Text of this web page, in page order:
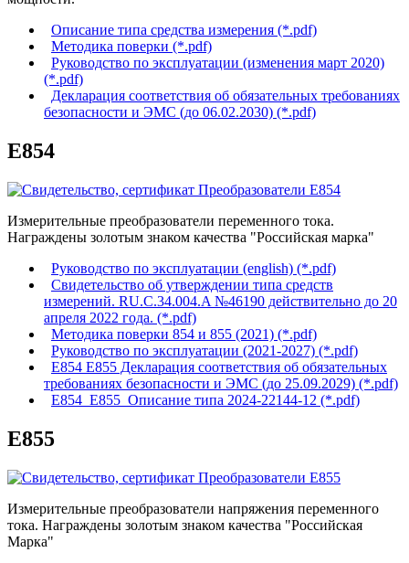
Описание типа средства измерения (*.pdf)
Методика поверки (*.pdf)
Руководство по эксплуатации (изменения март 2020)
(*.pdf)
Декларация соответствия об обязательных требованиях
безопасности и ЭМС (до 06.02.2030) (*.pdf)
Е854
Измерительные преобразователи переменного тока.
Награждены золотым знаком качества "Российская марка"
Руководство по эксплуатации (english) (*.pdf)
Свидетельство об утверждении типа средств
измерений. RU.C.34.004.A №46190 действительно до 20
апреля 2022 года. (*.pdf)
Методика поверки 854 и 855 (2021) (*.pdf)
Руководство по эксплуатации (2021-2027) (*.pdf)
Е854 Е855 Декларация соответствия об обязательных
требованиях безопасности и ЭМС (до 25.09.2029) (*.pdf)
Е854_Е855_Описание типа 2024-22144-12 (*.pdf)
Е855
Измерительные преобразователи напряжения переменного
тока. Награждены золотым знаком качества "Российская
Марка"